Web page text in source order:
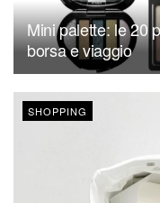
Mini palette: le 20
borsa e viaggio
SHOPPING